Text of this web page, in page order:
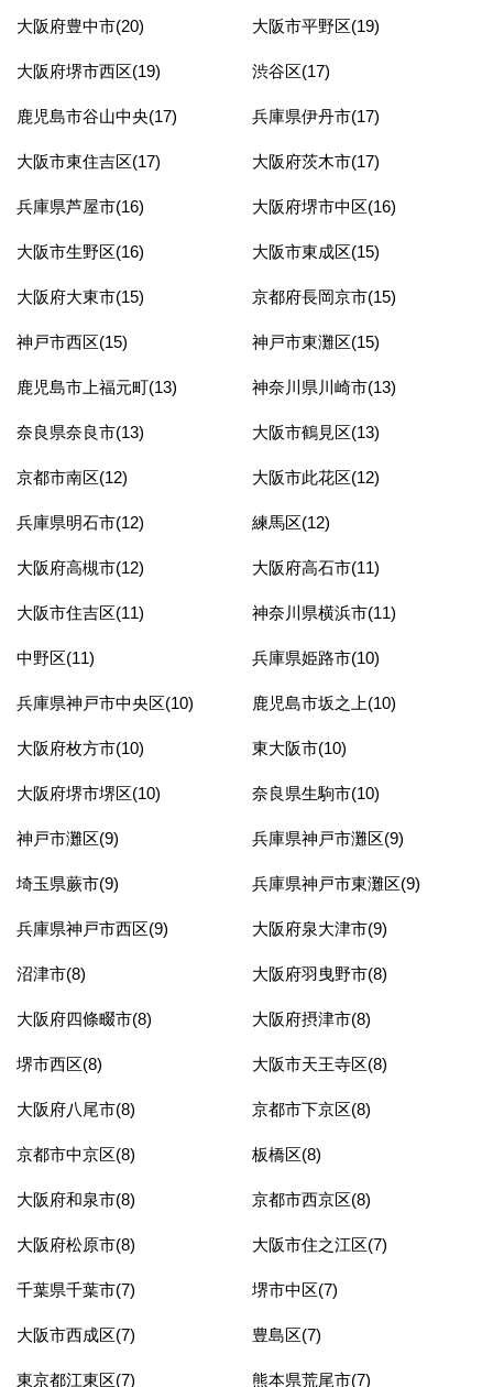
大阪府豊中市(20) 大阪市平野区(19)
大阪府堺市西区(19) 渋谷区(17)
鹿児島市谷山中央(17) 兵庫県伊丹市(17)
大阪市東住吉区(17) 大阪府茨木市(17)
兵庫県芦屋市(16) 大阪府堺市中区(16)
大阪市生野区(16) 大阪市東成区(15)
大阪府大東市(15) 京都府長岡京市(15)
神戸市西区(15) 神戸市東灘区(15)
鹿児島市上福元町(13) 神奈川県川崎市(13)
奈良県奈良市(13) 大阪市鶴見区(13)
京都市南区(12) 大阪市此花区(12)
兵庫県明石市(12) 練馬区(12)
大阪府高槻市(12) 大阪府高石市(11)
大阪市住吉区(11) 神奈川県横浜市(11)
中野区(11) 兵庫県姫路市(10)
兵庫県神戸市中央区(10) 鹿児島市坂之上(10)
大阪府枚方市(10) 東大阪市(10)
大阪府堺市堺区(10) 奈良県生駒市(10)
神戸市灘区(9) 兵庫県神戸市灘区(9)
埼玉県蕨市(9) 兵庫県神戸市東灘区(9)
兵庫県神戸市西区(9) 大阪府泉大津市(9)
沼津市(8) 大阪府羽曳野市(8)
大阪府四條畷市(8) 大阪府摂津市(8)
堺市西区(8) 大阪市天王寺区(8)
大阪府八尾市(8) 京都市下京区(8)
京都市中京区(8) 板橋区(8)
大阪府和泉市(8) 京都市西京区(8)
大阪府松原市(8) 大阪市住之江区(7)
千葉県千葉市(7) 堺市中区(7)
大阪市西成区(7) 豊島区(7)
東京都江東区(7) 熊本県荒尾市(7)